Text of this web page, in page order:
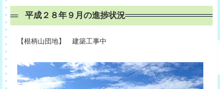
平成２８年９月の進捗状況
【根柄山団地】 建築工事中